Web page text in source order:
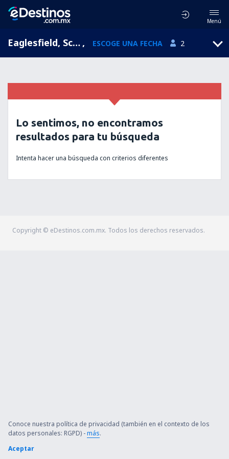
Menú
Eaglesfield, Scotland, Reino Unido , ESCOGE UNA FECHA 2
Lo sentimos, no encontramos
resultados para tu búsqueda
Intenta hacer una búsqueda con criterios diferentes
Copyright © eDestinos.com.mx. Todos los derechos reservados.
Conoce nuestra política de privacidad (también en el contexto de los
datos personales: RGPD) -más.
Aceptar